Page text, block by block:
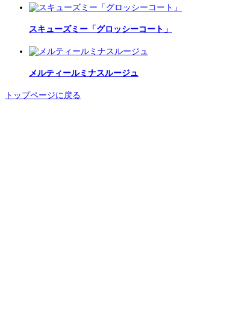
スキューズミー「グロッシーコート」
メルティールミナスルージュ
トップページに戻る